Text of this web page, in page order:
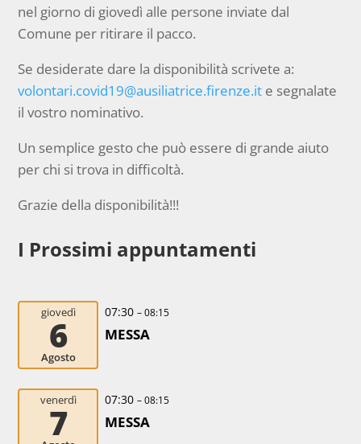
nel giorno di giovedì alle persone inviate dal
Comune per ritirare il pacco.
Se desiderate dare la disponibilità scrivete a:
volontari.covid19@ausiliatrice.firenze.it e segnalate
il vostro nominativo.
Un semplice gesto che può essere di grande aiuto
per chi si trova in difficoltà.
Grazie della disponibilità!!!
I Prossimi appuntamenti
giovedì
6
Agosto
07:30 – 08:15
MESSA
venerdì
7
07:30 – 08:15
MESSA